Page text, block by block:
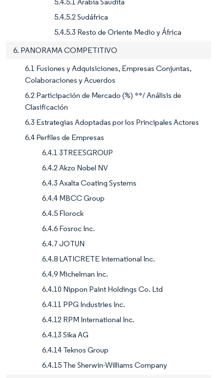
5.4.5.2 Sudáfrica
5.4.5.3 Resto de Oriente Medio y África
6. PANORAMA COMPETITIVO
6.1 Fusiones y Adquisiciones, Empresas Conjuntas,
Colaboraciones y Acuerdos
6.2 Participación de Mercado (%) **/ Análisis de
Clasificación
6.3 Estrategias Adoptadas por los Principales Actores
6.4 Perfiles de Empresas
6.4.1 3TREESGROUP
6.4.2 Akzo Nobel NV
6.4.3 Axalta Coating Systems
6.4.4 MBCC Group
6.4.5 Florock
6.4.6 Fosroc Inc.
6.4.7 JOTUN
6.4.8 LATICRETE International Inc.
6.4.9 Michelman Inc.
6.4.10 Nippon Paint Holdings Co. Ltd
6.4.11 PPG Industries Inc.
6.4.12 RPM International Inc.
6.4.13 Sika AG
6.4.14 Teknos Group
6.4.15 The Sherwin-Williams Company